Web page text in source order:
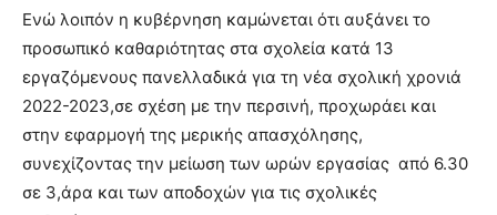
Ενώ λοιπόν η κυβέρνηση καμώνεται ότι αυξάνει το
προσωπικό καθαριότητας στα σχολεία κατά 13
εργαζόμενους πανελλαδικά για τη νέα σχολική χρονιά
2022-2023,σε σχέση με την περσινή, προχωράει και
στην εφαρμογή της μερικής απασχόλησης,
συνεχίζοντας την μείωση των ωρών εργασίας από 6.30
σε 3,άρα και των αποδοχών για τις σχολικές